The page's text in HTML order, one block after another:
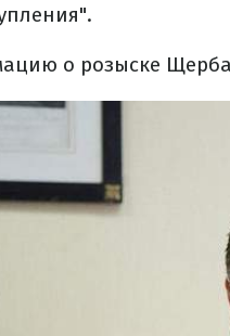
о розыске